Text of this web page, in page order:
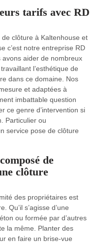
tarifs avec RD
clôture à Kaltenhouse et
c’est notre entreprise RD
aider de nombreux
l’esthétique de
dans ce domaine. Nos
et adaptées à
imbattable question
ce genre d’intervention si
Particulier ou
service pose de clôture
de
clôture
des propriétaires est
Qu’il s’agisse d’une
ou formée par d’autres
la même. Planter des
en faire un brise-vue